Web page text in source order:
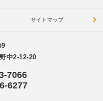
サイトマップ
中2-12-20
7066
6277